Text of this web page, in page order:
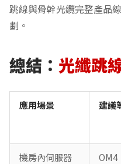
跳線與骨幹光纜完整產品
劃。
總結： 光纖跳
應用場景 建議
機房內伺服器
OM4